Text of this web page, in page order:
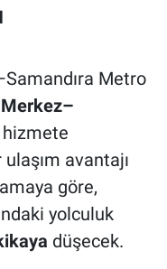
Metro
Merkez–
avantajı
göre,
yolculuk
düşecek.